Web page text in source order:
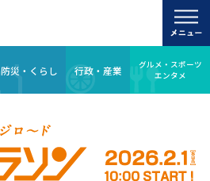
防災・くらし 行政・産業
グルメ・スポーツ
エンタメ